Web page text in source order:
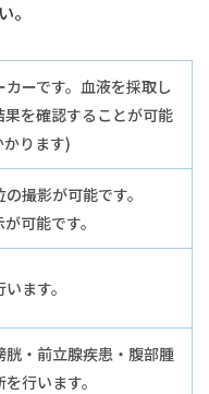
。
ーです。血液を採取し
果を確認することが可能
ります)
撮影が可能です。
可能です。
ます。
・前立腺疾患・腹部腫
行います。